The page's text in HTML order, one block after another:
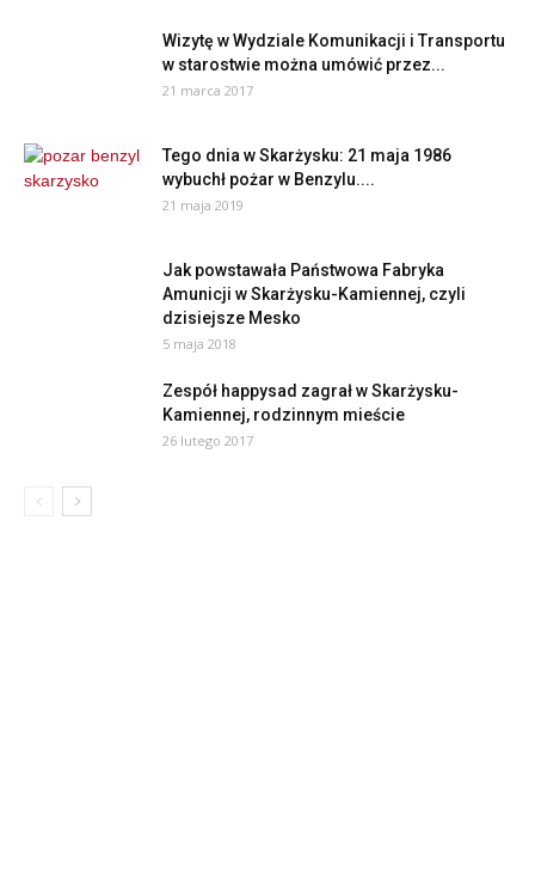
Wizytę w Wydziale Komunikacji i Transportu
w starostwie można umówić przez...
21 marca 2017
Tego dnia w Skarżysku: 21 maja 1986
wybuchł pożar w Benzylu....
21 maja 2019
Jak powstawała Państwowa Fabryka
Amunicji w Skarżysku-Kamiennej, czyli
dzisiejsze Mesko
5 maja 2018
Zespół happysad zagrał w Skarżysku-
Kamiennej, rodzinnym mieście
26 lutego 2017